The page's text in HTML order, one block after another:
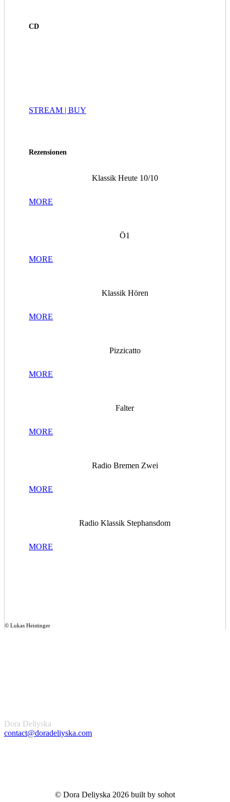
CD
STREAM | BUY
Rezensionen
Klassik Heute 10/10
MORE
Ö1
MORE
Klassik Hören
MORE
Pizzicatto
MORE
Falter
MORE
Radio Bremen Zwei
MORE
Radio Klassik Stephansdom
MORE
© Lukas Heistinger
Dora Deliyska
contact@doradeliyska.com
© Dora Deliyska 2026 built by sohot